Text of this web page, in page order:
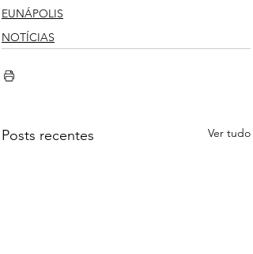
EUNÁPOLIS
NOTÍCIAS
Posts recentes Ver tudo